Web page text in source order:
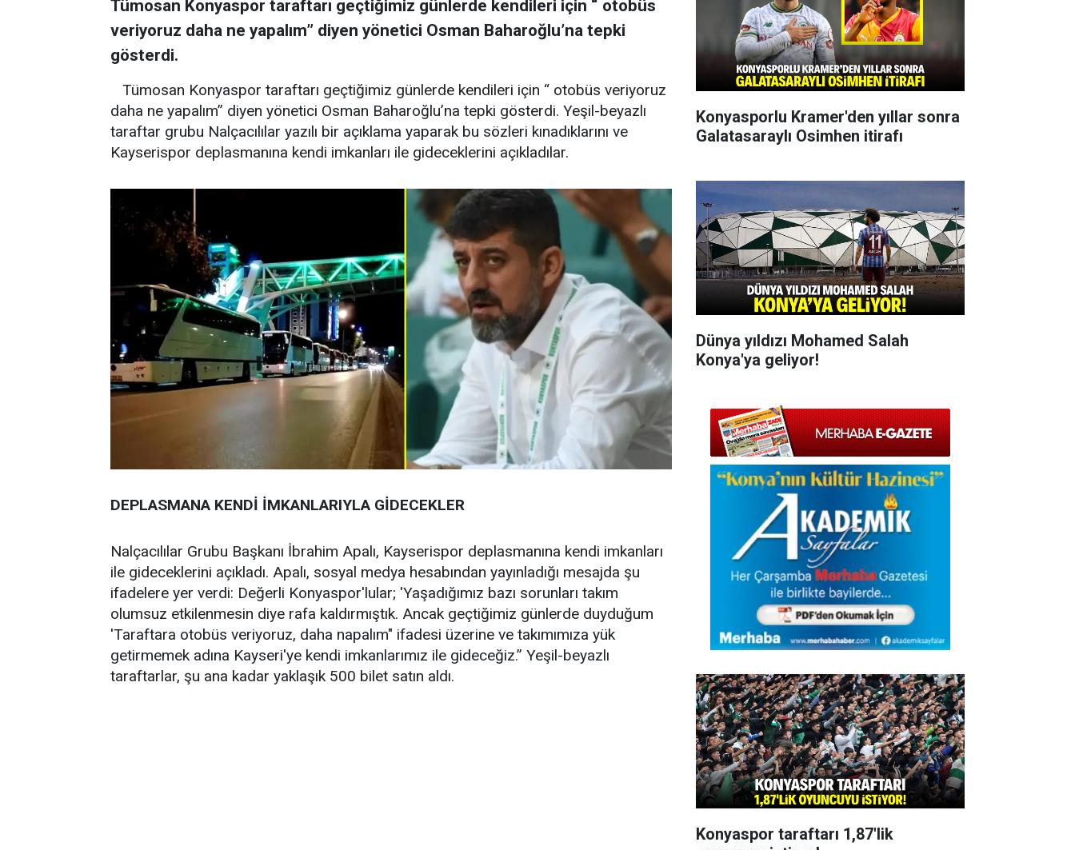
Tümosan Konyaspor taraftarı geçtiğimiz günlerde kendileri için “ otobüs
veriyoruz daha ne yapalım” diyen yönetici Osman Baharoğlu’na tepki
gösterdi.
Tümosan Konyaspor taraftarı geçtiğimiz günlerde kendileri için “ otobüs veriyoruz
daha ne yapalım” diyen yönetici Osman Baharoğlu’na tepki gösterdi. Yeşil-beyazlı
taraftar grubu Nalçacılılar yazılı bir açıklama yaparak bu sözleri kınadıklarını ve
Kayserispor deplasmanına kendi imkanları ile gideceklerini açıkladılar.
DEPLASMANA KENDİ İMKANLARIYLA GİDECEKLER
Nalçacılılar Grubu Başkanı İbrahim Apalı, Kayserispor deplasmanına kendi imkanları
ile gideceklerini açıkladı. Apalı, sosyal medya hesabından yayınladığı mesajda şu
ifadelere yer verdi: Değerli Konyaspor'lular; 'Yaşadığımız bazı sorunları takım
olumsuz etkilenmesin diye rafa kaldırmıştık. Ancak geçtiğimiz günlerde duyduğum
'Taraftara otobüs veriyoruz, daha napalım" ifadesi üzerine ve takımımıza yük
getirmemek adına Kayseri'ye kendi imkanlarımız ile gideceğiz.” Yeşil-beyazlı
taraftarlar, şu ana kadar yaklaşık 500 bilet satın aldı.
Konyasporlu Kramer'den yıllar sonra
Galatasaraylı Osimhen itirafı
Dünya yıldızı Mohamed Salah
Konya'ya geliyor!
Konyaspor taraftarı 1,87'lik